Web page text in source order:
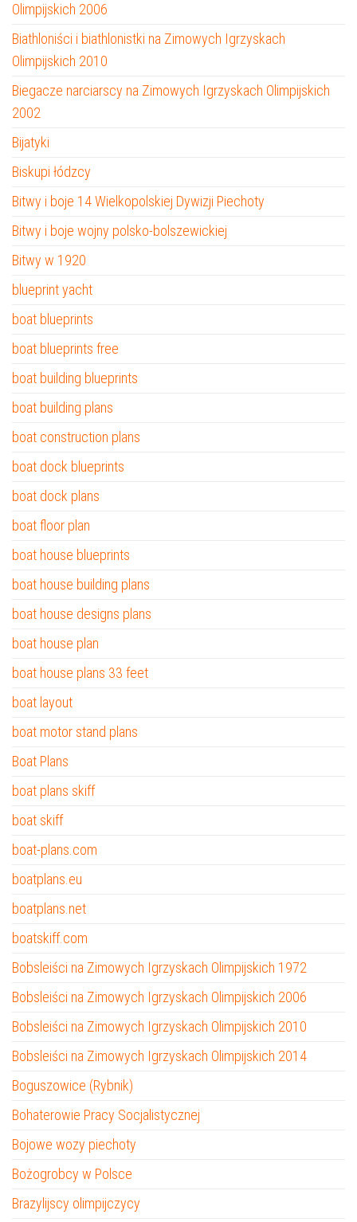
Olimpijskich 2006
Biathloniści i biathlonistki na Zimowych Igrzyskach
Olimpijskich 2010
Biegacze narciarscy na Zimowych Igrzyskach Olimpijskich
2002
Bijatyki
Biskupi łódzcy
Bitwy i boje 14 Wielkopolskiej Dywizji Piechoty
Bitwy i boje wojny polsko-bolszewickiej
Bitwy w 1920
blueprint yacht
boat blueprints
boat blueprints free
boat building blueprints
boat building plans
boat construction plans
boat dock blueprints
boat dock plans
boat floor plan
boat house blueprints
boat house building plans
boat house designs plans
boat house plan
boat house plans 33 feet
boat layout
boat motor stand plans
Boat Plans
boat plans skiff
boat skiff
boat-plans.com
boatplans.eu
boatplans.net
boatskiff.com
Bobsleiści na Zimowych Igrzyskach Olimpijskich 1972
Bobsleiści na Zimowych Igrzyskach Olimpijskich 2006
Bobsleiści na Zimowych Igrzyskach Olimpijskich 2010
Bobsleiści na Zimowych Igrzyskach Olimpijskich 2014
Boguszowice (Rybnik)
Bohaterowie Pracy Socjalistycznej
Bojowe wozy piechoty
Bożogrobcy w Polsce
Brazylijscy olimpijczycy